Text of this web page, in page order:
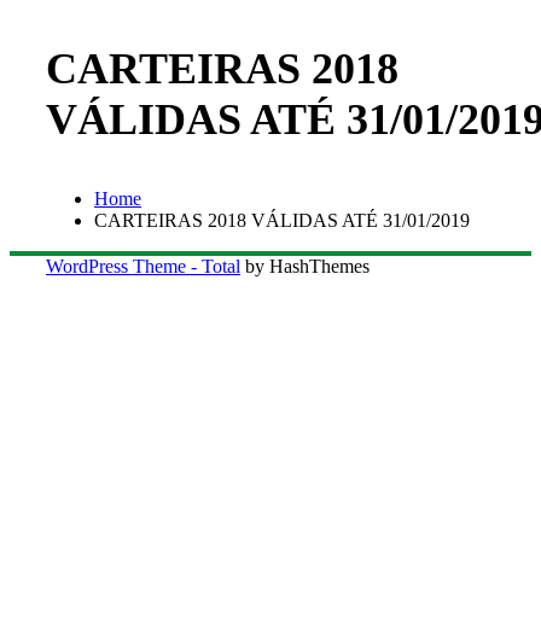
CARTEIRAS 2018
VÁLIDAS ATÉ 31/01/
Home
CARTEIRAS 2018 VÁLIDAS ATÉ 31/01/2019
WordPress Theme - Total by HashThemes